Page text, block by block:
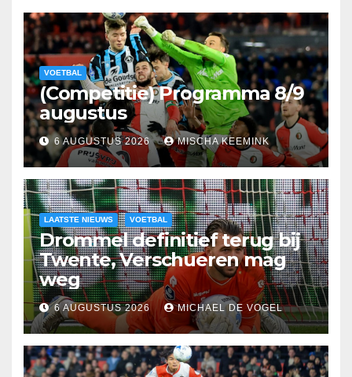
VOETBAL
(Competitie) Programma 8/9
augustus
6 AUGUSTUS 2026 MISCHA KEEMINK
LAATSTE NIEUWS VOETBAL
Drommel definitief terug bij
Twente, Verschueren mag
weg
6 AUGUSTUS 2026 MICHAEL DE VOGEL